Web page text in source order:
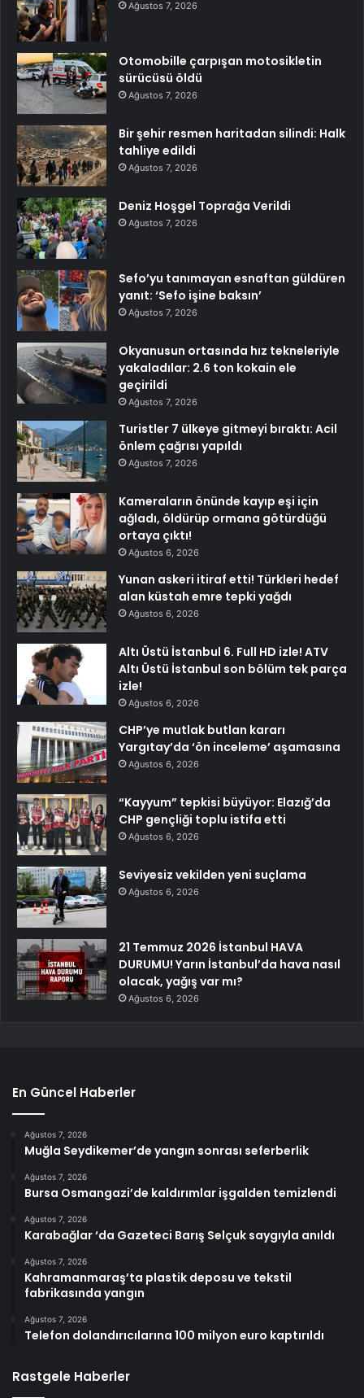
Ağustos 7, 2026
Otomobille çarpışan motosikletin
sürücüsü öldü
Ağustos 7, 2026
Bir şehir resmen haritadan silindi: Halk
tahliye edildi
Ağustos 7, 2026
Deniz Hoşgel Toprağa Verildi
Ağustos 7, 2026
Sefo’yu tanımayan esnaftan güldüren
yanıt: ‘Sefo işine baksın’
Ağustos 7, 2026
Okyanusun ortasında hız tekneleriyle
yakaladılar: 2.6 ton kokain ele
geçirildi
Ağustos 7, 2026
Turistler 7 ülkeye gitmeyi bıraktı: Acil
önlem çağrısı yapıldı
Ağustos 7, 2026
Kameraların önünde kayıp eşi için
ağladı, öldürüp ormana götürdüğü
ortaya çıktı!
Ağustos 6, 2026
Yunan askeri itiraf etti! Türkleri hedef
alan küstah emre tepki yağdı
Ağustos 6, 2026
Altı Üstü İstanbul 6. Full HD izle! ATV
Altı Üstü İstanbul son bölüm tek parça
izle!
Ağustos 6, 2026
CHP’ye mutlak butlan kararı
Yargıtay’da ‘ön inceleme’ aşamasına
Ağustos 6, 2026
“Kayyum” tepkisi büyüyor: Elazığ’da
CHP gençliği toplu istifa etti
Ağustos 6, 2026
Seviyesiz vekilden yeni suçlama
Ağustos 6, 2026
21 Temmuz 2026 İstanbul HAVA
DURUMU! Yarın İstanbul’da hava nasıl
olacak, yağış var mı?
Ağustos 6, 2026
En Güncel Haberler
Ağustos 7, 2026
Muğla Seydikemer’de yangın sonrası seferberlik
Ağustos 7, 2026
Bursa Osmangazi’de kaldırımlar işgalden temizlendi
Ağustos 7, 2026
Karabağlar ‘da Gazeteci Barış Selçuk saygıyla anıldı
Ağustos 7, 2026
Kahramanmaraş’ta plastik deposu ve tekstil
fabrikasında yangın
Ağustos 7, 2026
Telefon dolandırıcılarına 100 milyon euro kaptırıldı
Rastgele Haberler